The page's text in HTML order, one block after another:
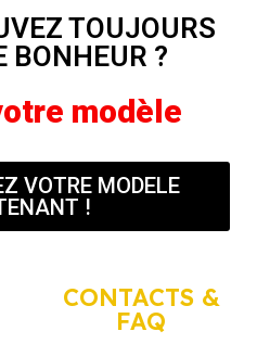
TOUJOURS
BONHEUR ?
votre modèle
VOTRE MODELE
!
CONTACTS &
FAQ